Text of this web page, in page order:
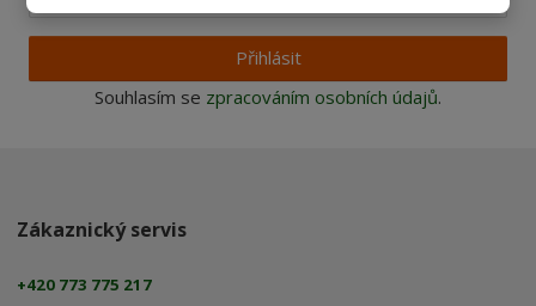
Přihlásit
Souhlasím se zpracováním osobních údajů.
Zákaznický servis
+420 773 775 217